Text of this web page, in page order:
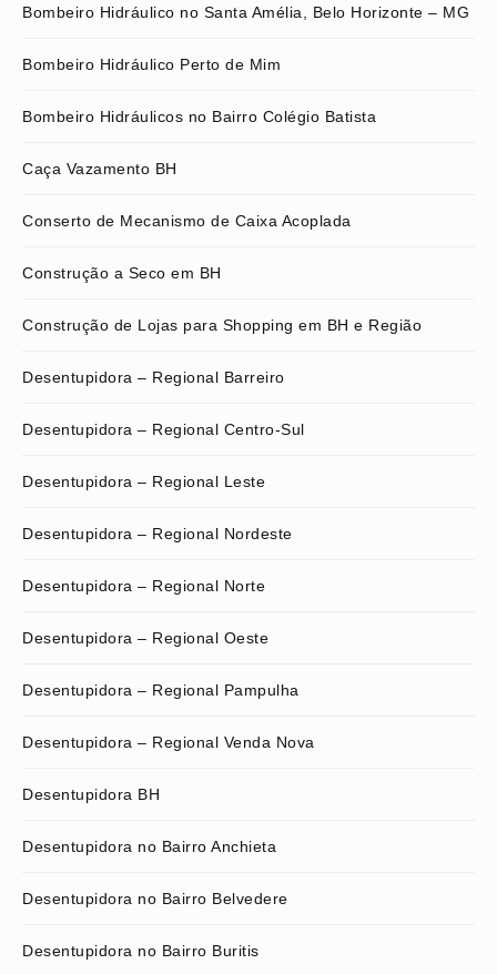
Bombeiro Hidráulico no Santa Amélia, Belo Horizonte – MG
Bombeiro Hidráulico Perto de Mim
Bombeiro Hidráulicos no Bairro Colégio Batista
Caça Vazamento BH
Conserto de Mecanismo de Caixa Acoplada
Construção a Seco em BH
Construção de Lojas para Shopping em BH e Região
Desentupidora – Regional Barreiro
Desentupidora – Regional Centro-Sul
Desentupidora – Regional Leste
Desentupidora – Regional Nordeste
Desentupidora – Regional Norte
Desentupidora – Regional Oeste
Desentupidora – Regional Pampulha
Desentupidora – Regional Venda Nova
Desentupidora BH
Desentupidora no Bairro Anchieta
Desentupidora no Bairro Belvedere
Desentupidora no Bairro Buritis